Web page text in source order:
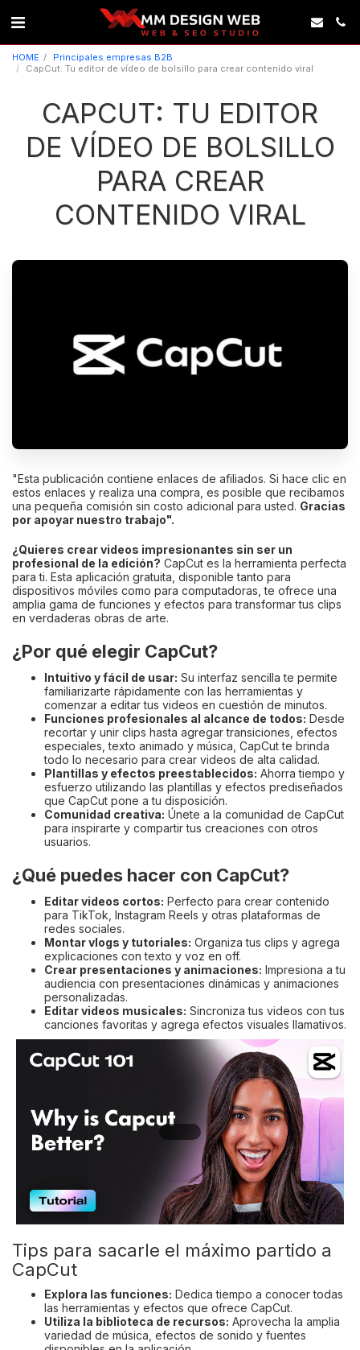
HOME
Principales empresas B2B
CapCut: Tu editor de vídeo de bolsillo para crear contenido viral
CAPCUT: TU EDITOR
DE VÍDEO DE BOLSILLO
PARA CREAR
CONTENIDO VIRAL
"Esta publicación contiene enlaces de afiliados. Si hace clic en
estos enlaces y realiza una compra, es posible que recibamos
una pequeña comisión sin costo adicional para usted. Gracias
por apoyar nuestro trabajo".
¿Quieres crear videos impresionantes sin ser un
profesional de la edición? CapCut es la herramienta perfecta
para ti. Esta aplicación gratuita, disponible tanto para
dispositivos móviles como para computadoras, te ofrece una
amplia gama de funciones y efectos para transformar tus clips
en verdaderas obras de arte.
¿Por qué elegir CapCut?
Intuitivo y fácil de usar: Su interfaz sencilla te permite
familiarizarte rápidamente con las herramientas y
comenzar a editar tus videos en cuestión de minutos.
Funciones profesionales al alcance de todos: Desde
recortar y unir clips hasta agregar transiciones, efectos
especiales, texto animado y música, CapCut te brinda
todo lo necesario para crear videos de alta calidad.
Plantillas y efectos preestablecidos: Ahorra tiempo y
esfuerzo utilizando las plantillas y efectos prediseñados
que CapCut pone a tu disposición.
Comunidad creativa: Únete a la comunidad de CapCut
para inspirarte y compartir tus creaciones con otros
usuarios.
¿Qué puedes hacer con CapCut?
Editar videos cortos: Perfecto para crear contenido
para TikTok, Instagram Reels y otras plataformas de
redes sociales.
Montar vlogs y tutoriales: Organiza tus clips y agrega
explicaciones con texto y voz en off.
Crear presentaciones y animaciones: Impresiona a tu
audiencia con presentaciones dinámicas y animaciones
personalizadas.
Editar videos musicales: Sincroniza tus videos con tus
canciones favoritas y agrega efectos visuales llamativos.
Tips para sacarle el máximo partido a
CapCut
Explora las funciones: Dedica tiempo a conocer todas
las herramientas y efectos que ofrece CapCut.
Utiliza la biblioteca de recursos: Aprovecha la amplia
variedad de música, efectos de sonido y fuentes